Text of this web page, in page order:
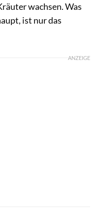
wachsen. Was
ist nur das
ANZEIGE